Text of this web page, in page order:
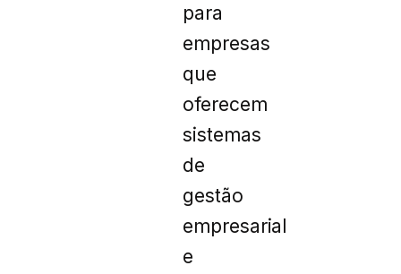
para
empresas
que
oferecem
sistemas
de
gestão
empresarial
e